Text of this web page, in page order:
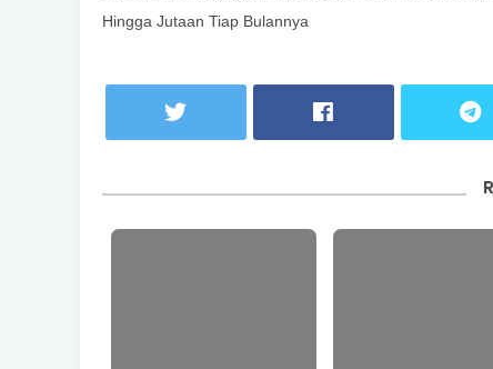
Hingga Jutaan Tiap Bulannya